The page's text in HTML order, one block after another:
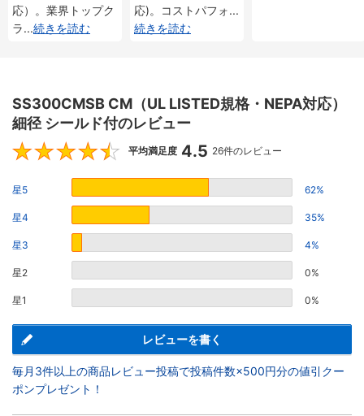
応）。業界トップク
ラ...続きを読む
応)。コストパフォ...
続きを読む
SS300CMSB CM（UL LISTED規格・NEPA対応）
細径 シールド付のレビュー
4.5
平均満足度 4.5 26件のレビュー
星5 62%
星4 35%
星3 4%
星2 0%
星1 0%
レビューを書く
毎月3件以上の商品レビュー投稿で投稿件数×500円分の値引クー
ポンプレゼント！